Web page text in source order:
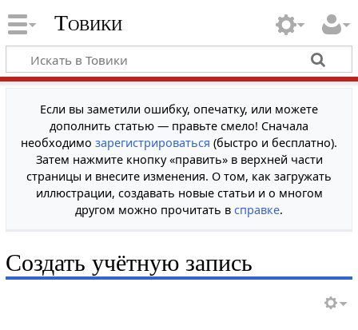
Товики
Если вы заметили ошибку, опечатку, или можете
дополнить статью — правьте смело! Сначала
необходимо зарегистрироваться (быстро и бесплатно).
Затем нажмите кнопку «править» в верхней части
страницы и внесите изменения. О том, как загружать
иллюстрации, создавать новые статьи и о многом
другом можно прочитать в справке.
Создать учётную запись